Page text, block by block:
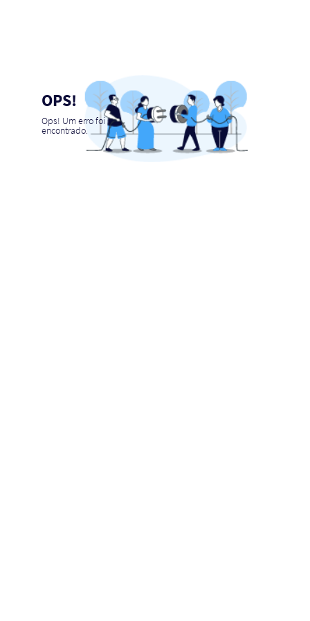
OPS!
Ops! Um erro foi
encontrado.